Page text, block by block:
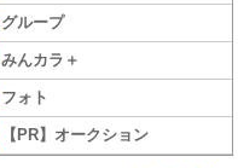
グループ
みんカラ＋
フォト
【PR】オークション